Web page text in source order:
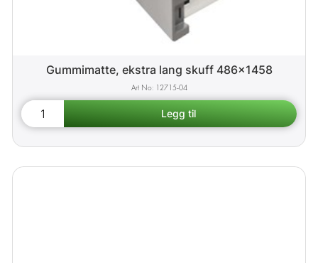
Gummimatte, ekstra lang skuff 486x1458
12715-04